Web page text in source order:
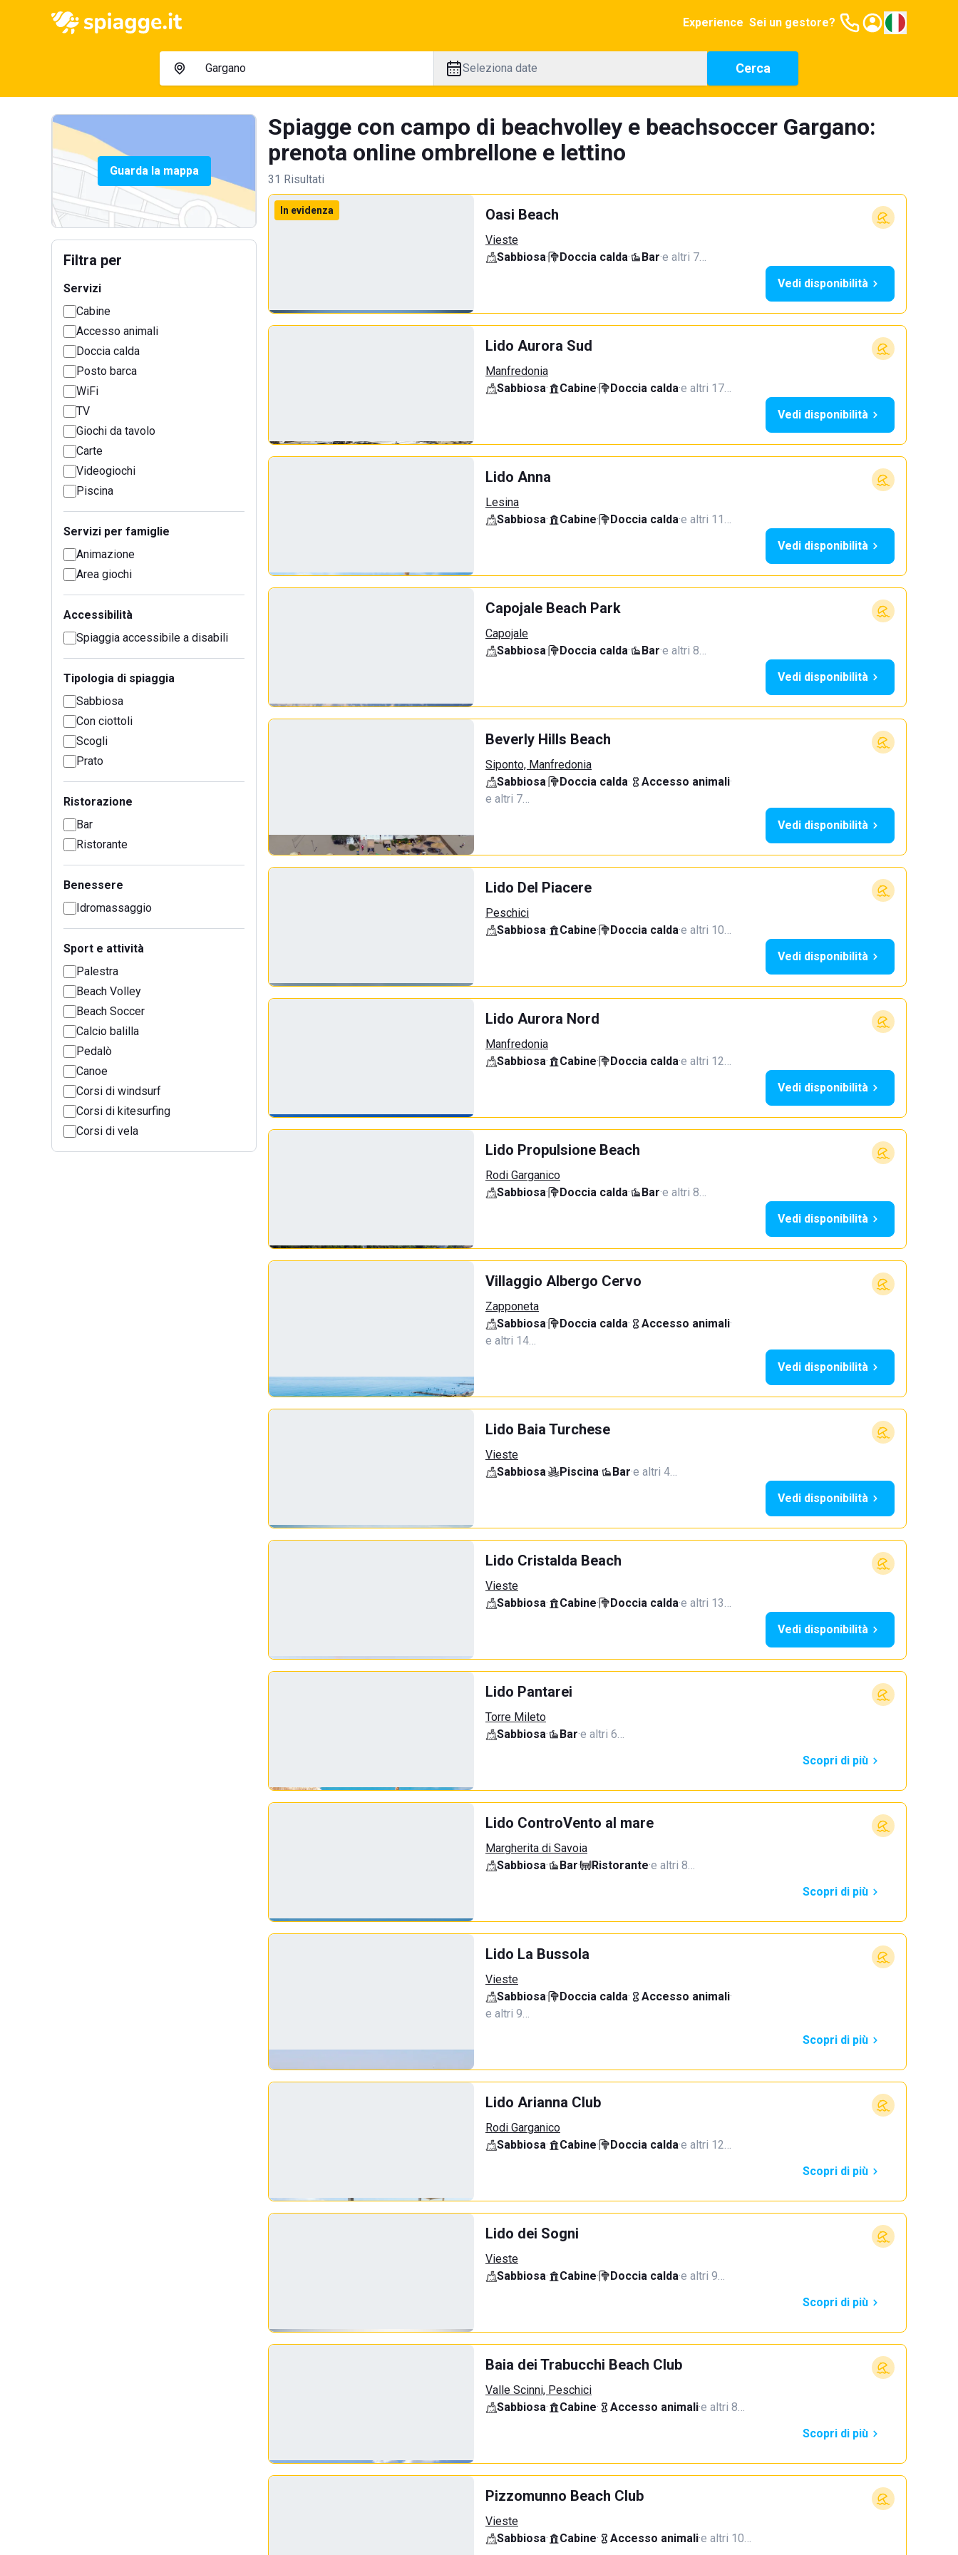
Experience Sei un gestore?
Seleziona date Cerca
Guarda la mappa
Filtra per
Servizi
Cabine
Accesso animali
Doccia calda
Posto barca
WiFi
TV
Giochi da tavolo
Carte
Videogiochi
Piscina
Servizi per famiglie
Animazione
Area giochi
Accessibilità
Spiaggia accessibile a disabili
Tipologia di spiaggia
Sabbiosa
Con ciottoli
Scogli
Prato
Ristorazione
Bar
Ristorante
Benessere
Idromassaggio
Sport e attività
Palestra
Beach Volley
Beach Soccer
Calcio balilla
Pedalò
Canoe
Corsi di windsurf
Corsi di kitesurfing
Corsi di vela
Spiagge con campo di beachvolley e beachsoccer Gargano:
prenota online ombrellone e lettino
31 Risultati
In evidenza Oasi Beach
Vieste
Sabbiosa· Doccia calda· Bar·e altri 7…
Vedi disponibilità
Lido Aurora Sud
Manfredonia
Sabbiosa· Cabine· Doccia calda·e altri 17…
Vedi disponibilità
Lido Anna
Lesina
Sabbiosa· Cabine· Doccia calda·e altri 11…
Vedi disponibilità
Capojale Beach Park
Capojale
Sabbiosa· Doccia calda· Bar·e altri 8…
Vedi disponibilità
Beverly Hills Beach
Siponto, Manfredonia
Sabbiosa· Doccia calda· Accesso animali·
e altri 7…
Vedi disponibilità
Lido Del Piacere
Peschici
Sabbiosa· Cabine· Doccia calda·e altri 10…
Vedi disponibilità
Lido Aurora Nord
Manfredonia
Sabbiosa· Cabine· Doccia calda·e altri 12…
Vedi disponibilità
Lido Propulsione Beach
Rodi Garganico
Sabbiosa· Doccia calda· Bar·e altri 8…
Vedi disponibilità
Villaggio Albergo Cervo
Zapponeta
Sabbiosa· Doccia calda· Accesso animali·
e altri 14…
Vedi disponibilità
Lido Baia Turchese
Vieste
Sabbiosa· Piscina· Bar·e altri 4…
Vedi disponibilità
Lido Cristalda Beach
Vieste
Sabbiosa· Cabine· Doccia calda·e altri 13…
Vedi disponibilità
Lido Pantarei
Torre Mileto
Sabbiosa· Bar·e altri 6…
Scopri di più
Lido ControVento al mare
Margherita di Savoia
Sabbiosa· Bar· Ristorante·e altri 8…
Scopri di più
Lido La Bussola
Vieste
Sabbiosa· Doccia calda· Accesso animali·
e altri 9…
Scopri di più
Lido Arianna Club
Rodi Garganico
Sabbiosa· Cabine· Doccia calda·e altri 12…
Scopri di più
Lido dei Sogni
Vieste
Sabbiosa· Cabine· Doccia calda·e altri 9…
Scopri di più
Baia dei Trabucchi Beach Club
Valle Scinni, Peschici
Sabbiosa· Cabine· Accesso animali·e altri 8…
Scopri di più
Pizzomunno Beach Club
Vieste
Sabbiosa· Cabine· Accesso animali·e altri 10…